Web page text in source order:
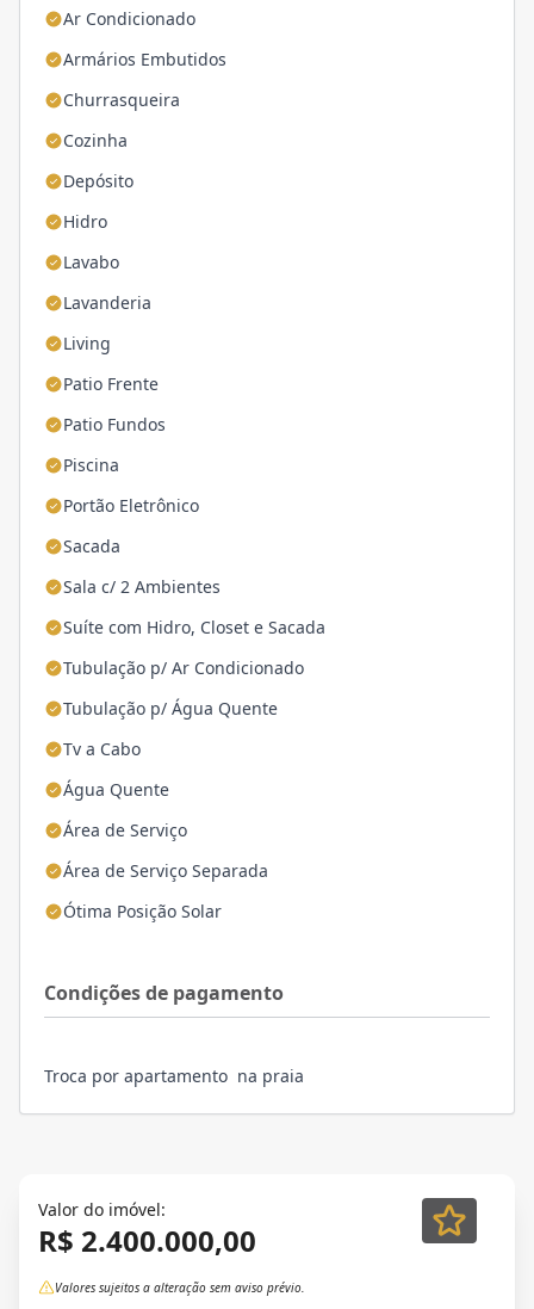
Ar Condicionado
Armários Embutidos
Churrasqueira
Cozinha
Depósito
Hidro
Lavabo
Lavanderia
Living
Patio Frente
Patio Fundos
Piscina
Portão Eletrônico
Sacada
Sala c/ 2 Ambientes
Suíte com Hidro, Closet e Sacada
Tubulação p/ Ar Condicionado
Tubulação p/ Água Quente
Tv a Cabo
Água Quente
Área de Serviço
Área de Serviço Separada
Ótima Posição Solar
Condições de pagamento
Troca por apartamento na praia
Valor do imóvel:
R$ 2.400.000,00
Valores sujeitos a alteração sem aviso prévio.